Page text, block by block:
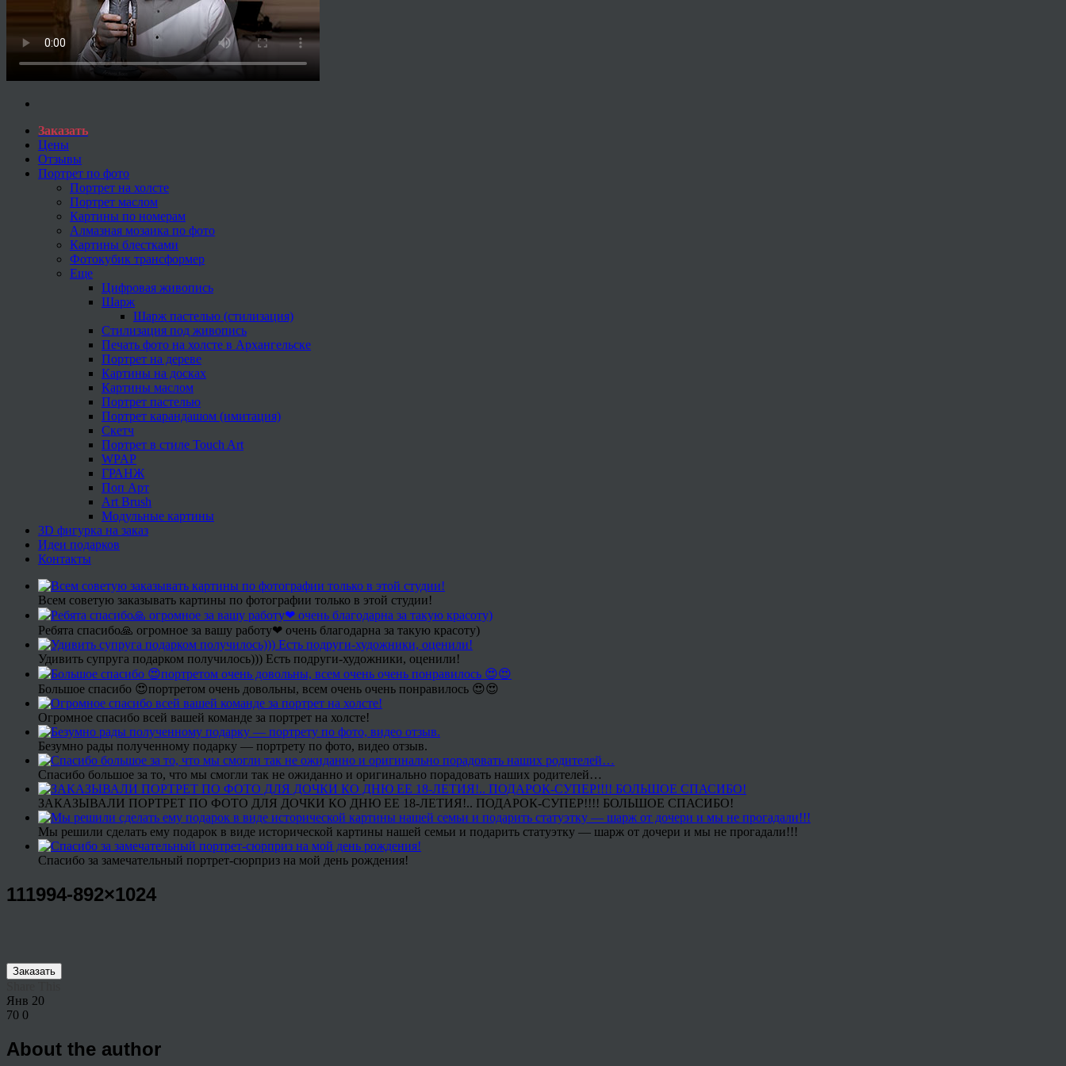
Заказать
Цены
Отзывы
Портрет по фото
Портрет на холсте
Портрет маслом
Картины по номерам
Алмазная мозаика по фото
Картины блестками
Фотокубик трансформер
Еще
Цифровая живопись
Шарж
Шарж пастелью (стилизация)
Стилизация под живопись
Печать фото на холсте в Архангельске
Портрет на дереве
Картины на досках
Картины маслом
Портрет пастелью
Портрет карандашом (имитация)
Скетч
Портрет в стиле Touch Art
WPAP
ГРАНЖ
Поп Арт
Art Brush
Модульные картины
3D фигурка на заказ
Идеи подарков
Контакты
Всем советую заказывать картины по фотографии только в этой студии!
Ребята спасибо🙏 огромное за вашу работу❤ очень благодарна за такую красоту)
Удивить супруга подарком получилось))) Есть подруги-художники, оценили!
Большое спасибо 😍портретом очень довольны, всем очень очень понравилось 😍😍
Огромное спасибо всей вашей команде за портрет на холсте!
Безумно рады полученному подарку — портрету по фото, видео отзыв.
Спасибо большое за то, что мы смогли так не ожиданно и оригинально порадовать наших родителей…
ЗАКАЗЫВАЛИ ПОРТРЕТ ПО ФОТО ДЛЯ ДОЧКИ КО ДНЮ ЕЕ 18-ЛЕТИЯ!.. ПОДАРОК-СУПЕР!!!! БОЛЬШОЕ СПАСИБО!
Мы решили сделать ему подарок в виде исторической картины нашей семьи и подарить статуэтку — шарж от дочери и мы не прогадали!!!
Спасибо за замечательный портрет-сюрприз на мой день рождения!
111994-892×1024
Заказать
Янв 20
70 0
About the author